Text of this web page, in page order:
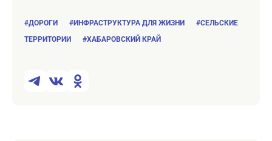
#ДОРОГИ #ИНФРАСТРУКТУРА ДЛЯ ЖИЗНИ
#СЕЛЬСКИЕ
ТЕРРИТОРИИ
#ХАБАРОВСКИЙ КРАЙ